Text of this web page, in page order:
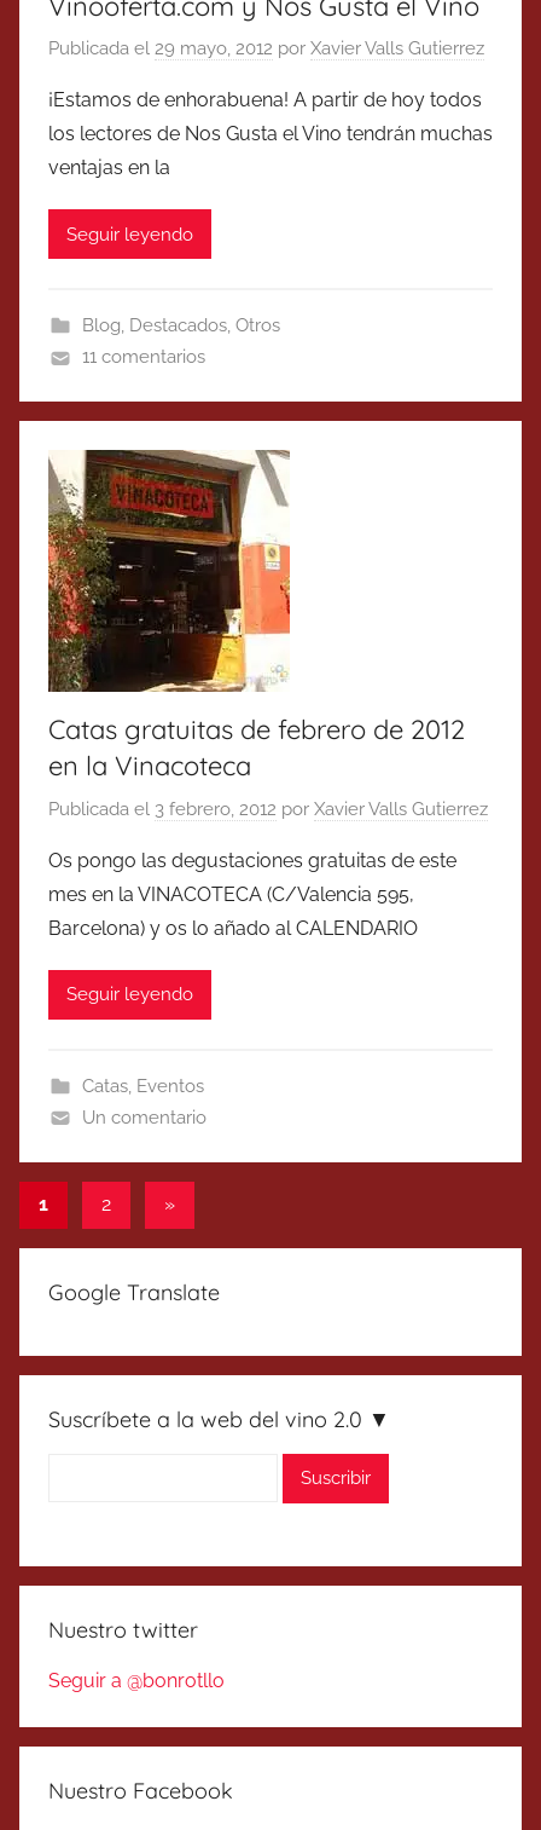
Publicada el 29 mayo, 2012 por Xavier Valls Gutierrez
¡Estamos de enhorabuena! A partir de hoy todos
los lectores de Nos Gusta el Vino tendrán muchas
ventajas en la
Seguir leyendo
Blog, Destacados, Otros
11 comentarios
Catas gratuitas de febrero de 2012
en la Vinacoteca
Publicada el 3 febrero, 2012 por Xavier Valls Gutierrez
Os pongo las degustaciones gratuitas de este
mes en la VINACOTECA (C/Valencia 595,
Barcelona) y os lo añado al CALENDARIO
Seguir leyendo
Catas, Eventos
Un comentario
Paginación
de
entradas
1 2
Entradas
siguientes
»
Google Translate
Suscríbete a la web del vino 2.0 ▼
Nuestro twitter
Seguir a @bonrotllo
Nuestro Facebook